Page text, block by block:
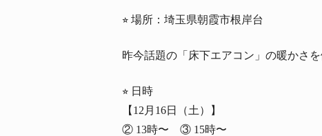
⭐︎ 場所：埼玉県朝霞市根岸台
昨今話題の「床下エアコン」の暖かさを
⭐︎ 日時
【12月16日（土）】
② 13時〜 ③ 15時〜